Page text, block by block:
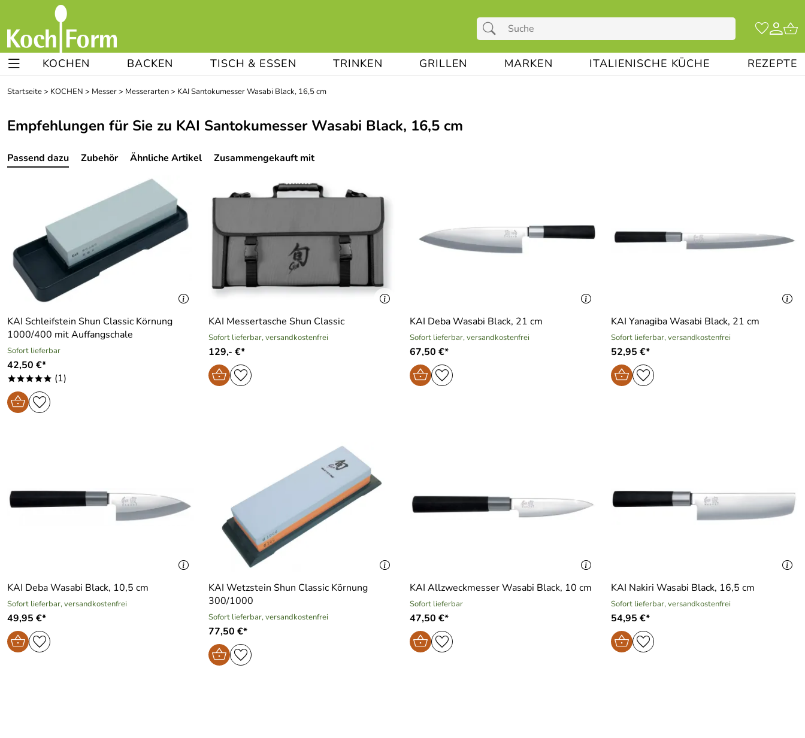
KOCHEN BACKEN TISCH & ESSEN TRINKEN GRILLEN MARKEN ITALIENISCHE KÜCHE REZEPTE
Startseite> KOCHEN > Messer> Messerarten> KAI Santokumesser Wasabi Black, 16,5 cm
Empfehlungen für Sie zu KAI Santokumesser Wasabi Black, 16,5 cm
Passend dazu
KAI Schleifstein Shun Classic Körnung
1000/400 mit Auffangschale
Sofort lieferbar
42,50 €*
***** (1)
KAI Messertasche Shun Classic
Sofort lieferbar, versandkostenfrei
129,- €*
KAI Deba Wasabi Black, 21 cm
Sofort lieferbar, versandkostenfrei
67,50 €*
KAI Yanagiba Wasabi Black, 21 cm
Sofort lieferbar, versandkostenfrei
52,95 €*
KAI Deba Wasabi Black, 10,5 cm
Sofort lieferbar, versandkostenfrei
49,95 €*
KAI Wetzstein Shun Classic Körnung
300/1000
Sofort lieferbar, versandkostenfrei
77,50 €*
KAI Allzweckmesser Wasabi Black, 10 cm
Sofort lieferbar
47,50 €*
KAI Nakiri Wasabi Black, 16,5 cm
Sofort lieferbar, versandkostenfrei
54,95 €*
Zubehör Ähnliche Artikel Zusammengekauft mit